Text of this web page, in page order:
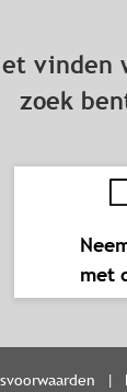
vinden
zoek
met